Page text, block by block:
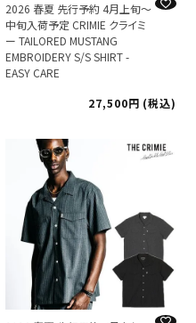
2026 春夏 先行予約 4月上旬～
中旬入荷予定 CRIMIE クライミ
ー TAILORED MUSTANG
EMBROIDERY S/S SHIRT -
EASY CARE
27,500
税込